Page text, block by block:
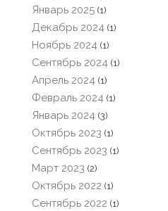
Январь 2025 (1)
Декабрь 2024 (1)
Ноябрь 2024 (1)
Сентябрь 2024 (1)
Апрель 2024 (1)
Февраль 2024 (1)
Январь 2024 (3)
Октябрь 2023 (1)
Сентябрь 2023 (1)
Март 2023 (2)
Октябрь 2022 (1)
Сентябрь 2022 (1)